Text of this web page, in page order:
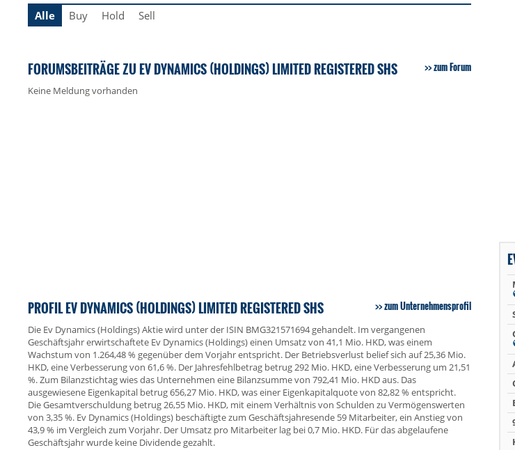
Alle Buy Hold Sell
FORUMSBEITRÄGE ZU EV DYNAMICS (HOLDINGS) LIMITED REGISTERED SHS zum Forum
Keine Meldung vorhanden
PROFIL EV DYNAMICS (HOLDINGS) LIMITED REGISTERED SHS zum Unternehmensprofil
Die Ev Dynamics (Holdings) Aktie wird unter der ISIN BMG321571694 gehandelt. Im vergangenen
Geschäftsjahr erwirtschaftete Ev Dynamics (Holdings) einen Umsatz von 41,1 Mio. HKD, was einem
Wachstum von 1.264,48 % gegenüber dem Vorjahr entspricht. Der Betriebsverlust belief sich auf 25,36 Mio.
HKD, eine Verbesserung von 61,6 %. Der Jahresfehlbetrag betrug 292 Mio. HKD, eine Verbesserung um 21,51
%. Zum Bilanzstichtag wies das Unternehmen eine Bilanzsumme von 792,41 Mio. HKD aus. Das
ausgewiesene Eigenkapital betrug 656,27 Mio. HKD, was einer Eigenkapitalquote von 82,82 % entspricht.
Die Gesamtverschuldung betrug 26,55 Mio. HKD, mit einem Verhältnis von Schulden zu Vermögenswerten
von 3,35 %. Ev Dynamics (Holdings) beschäftigte zum Geschäftsjahresende 59 Mitarbeiter, ein Anstieg von
43,9 % im Vergleich zum Vorjahr. Der Umsatz pro Mitarbeiter lag bei 0,7 Mio. HKD. Für das abgelaufene
Geschäftsjahr wurde keine Dividende gezahlt.